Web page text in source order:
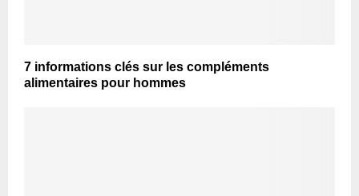
7 informations clés sur les compléments
alimentaires pour hommes